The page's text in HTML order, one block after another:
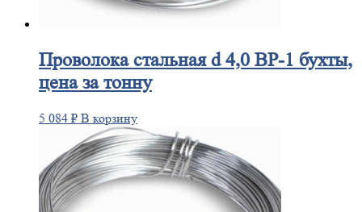
Проволокастальная d 4,0 ВР-1 бухты,
цена за тонну
5 084 ₽ В корзину